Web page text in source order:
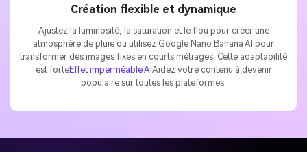
Création flexible et dynamique
Ajustez la luminosité, la saturation et le flou pour créer une
atmosphère de pluie ou utilisez Google Nano Banana AI pour
transformer des images fixes en courts métrages. Cette adaptabilité
est forteEffet imperméable AI Aidez votre contenu à devenir
populaire sur toutes les plateformes.